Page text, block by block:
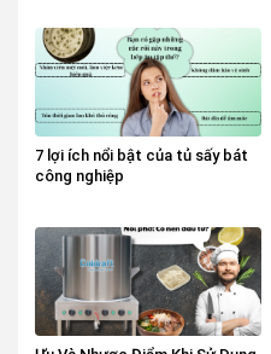
7 lợi ích nổi bật của tủ sấy bát
công nghiệp